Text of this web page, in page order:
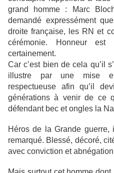
grand homme :
Marc
demandé expressément
droite française, les RN et
cérémonie. Honneur
certainement.
Car c’est bien de cela qu’il
illustre par une mise
respectueuse afin qu’il
générations à venir de ce
défendant bec et ongles la
Héros de la Grande guerre,
remarqué. Blessé, décoré,
avec conviction et